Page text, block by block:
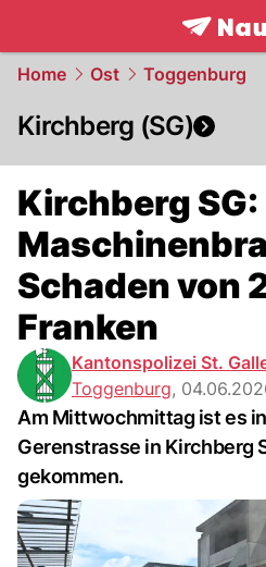
Home Ost Toggenburg
Kirchberg (SG)
Kirchberg SG:
Schaden von
Franken
Kantonspolizei St.
Toggenburg,
Am Mittwochmittag ist es
Gerenstrasse in Kirchberg
gekommen.